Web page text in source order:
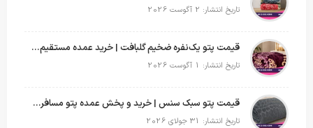
تاریخ انتشار: 2 آگوست 2026
قیمت پتو یک‌نفره ضخیم گلبافت | خرید عمده مستقیم با بهترین قیمت
تاریخ انتشار: 1 آگوست 2026
قیمت پتو سبک سنس | خرید و پخش عمده پتو مسافرتی Sense
تاریخ انتشار: 31 جولای 2026